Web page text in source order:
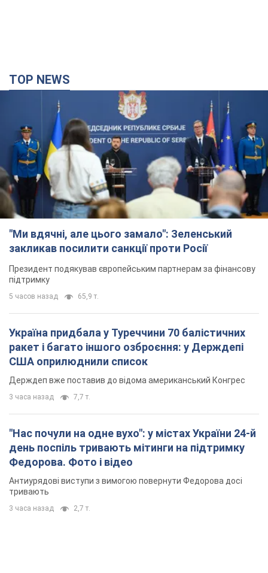
TOP NEWS
"Ми вдячні, але цього замало": Зеленський
закликав посилити санкції проти Росії
Президент подякував європейським партнерам за фінансову
підтримку
5 часов назад 65,9 т.
Україна придбала у Туреччини 70 балістичних
ракет і багато іншого озброєння: у Держдепі
США оприлюднили список
Держдеп вже поставив до відома американський Конгрес
3 часа назад 7,7 т.
"Нас почули на одне вухо": у містах України 24-й
день поспіль тривають мітинги на підтримку
Федорова. Фото і відео
Антиурядові виступи з вимогою повернути Федорова досі
тривають
3 часа назад 2,7 т.